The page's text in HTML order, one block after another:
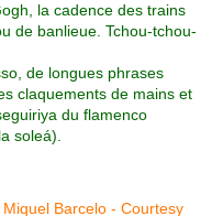
la cadence des trains
de banlieue. Tchou-tchou-
de longues phrases
claquements de mains et
du flamenco
soleá).